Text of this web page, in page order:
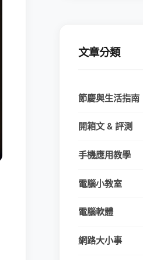
文章分類
節慶與生活指南
開箱文 & 評測
手機應用教學
電腦小教室
電腦軟體
網路大小事